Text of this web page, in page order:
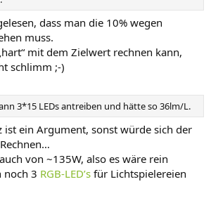
dass man die 10% wegen
muss.
mit dem Zielwert rechnen kann,
schlimm ;-)
3*15 LEDs antreiben und hätte so 36lm/L.
ist ein Argument, sonst würde sich der
von ~135W, also es wäre rein
noch 3 RGB-LED’s für Lichtspielereien